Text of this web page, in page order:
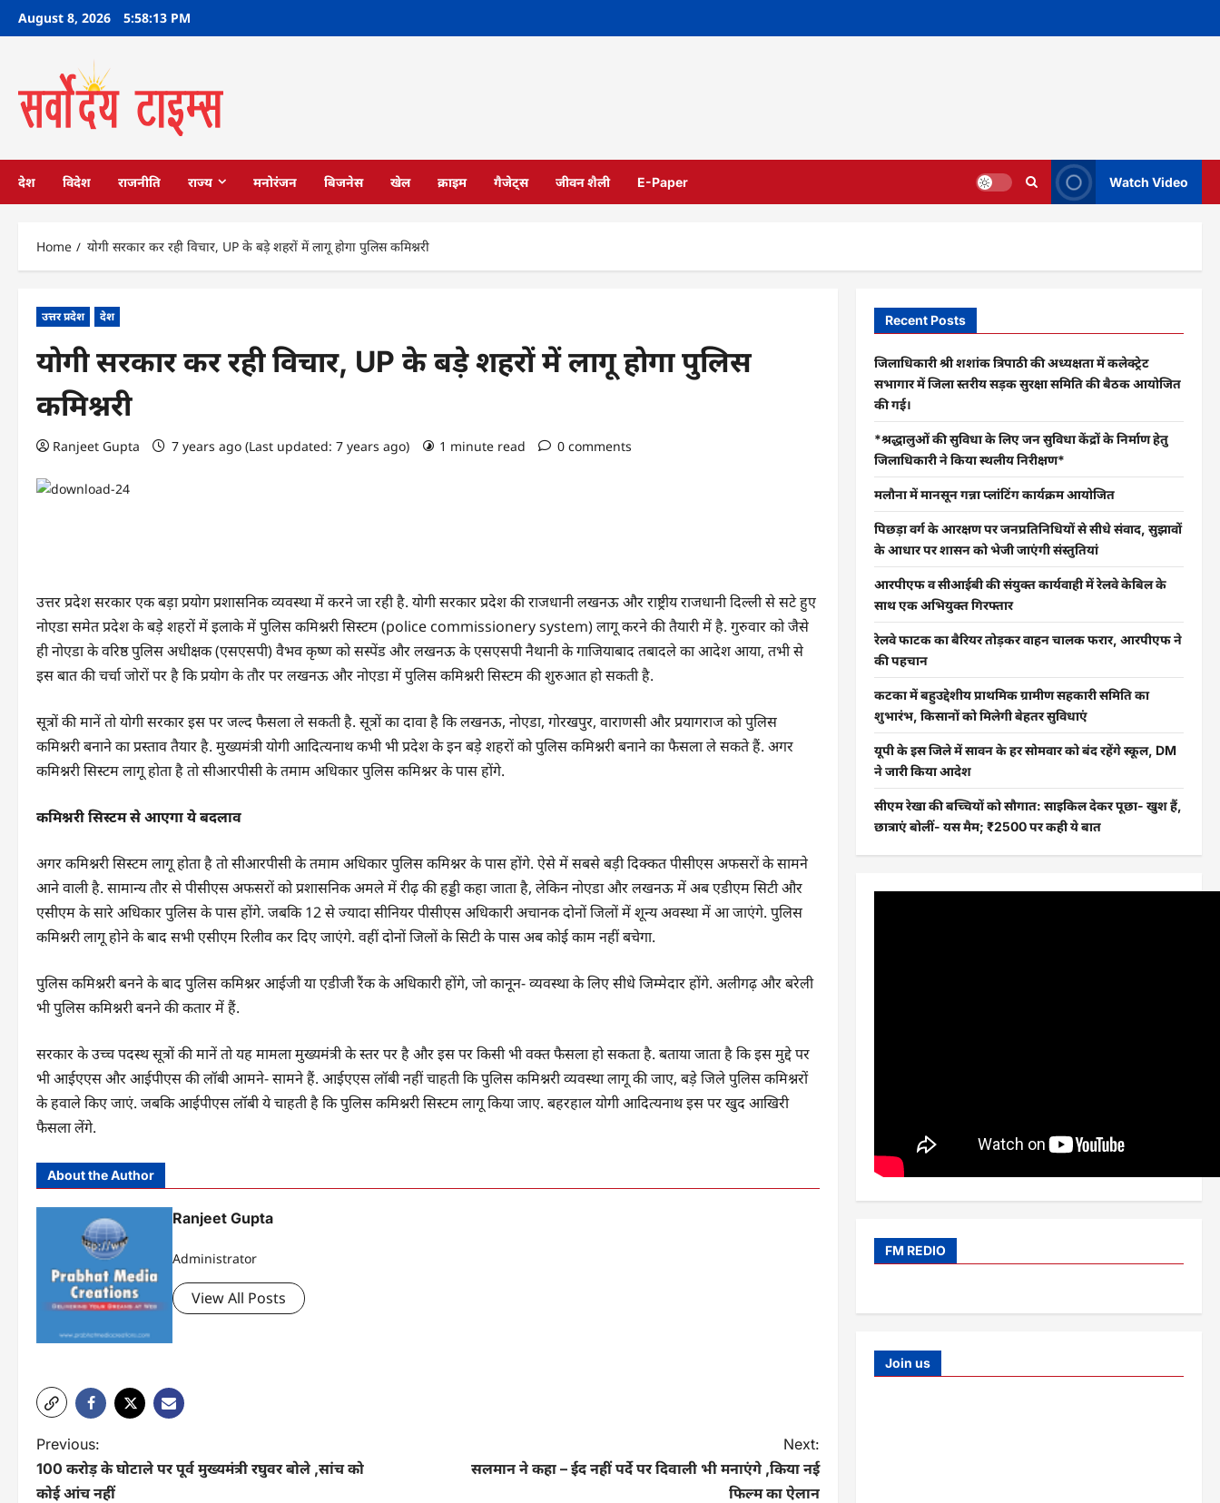
SkipAugust 8, 2026 5:58:14 PM
देश विदेश राजनीति राज्य मनोरंजन बिजनेस खेल क्राइम गैजेट्स जीवन शैली E-Paper Watch Video
Home योगी सरकार कर रही विचार, UP के बड़े शहरों में लागू होगा पुलिस कमिश्नरी
उत्तर प्रदेश देश
योगी सरकार कर रही विचार, UP के बड़े शहरों में लागू होगा पुलिस
कमिश्नरी
Ranjeet Gupta 7 years ago (Last updated: 7 years ago) 1 minute read 0 comments
उत्तर प्रदेश सरकार एक बड़ा प्रयोग प्रशासनिक व्यवस्था में करने जा रही है. योगी सरकार प्रदेश की राजधानी लखनऊ और राष्ट्रीय राजधानी दिल्ली से सटे हुए
नोएडा समेत प्रदेश के बड़े शहरों में इलाके में पुलिस कमिश्नरी सिस्टम (police commissionery system) लागू करने की तैयारी में है. गुरुवार को जैसे
ही नोएडा के वरिष्ठ पुलिस अधीक्षक (एसएसपी) वैभव कृष्ण को सस्पेंड और लखनऊ के एसएसपी नैथानी के गाजियाबाद तबादले का आदेश आया, तभी से
इस बात की चर्चा जोरों पर है कि प्रयोग के तौर पर लखनऊ और नोएडा में पुलिस कमिश्नरी सिस्टम की शुरुआत हो सकती है.
सूत्रों की मानें तो योगी सरकार इस पर जल्द फैसला ले सकती है. सूत्रों का दावा है कि लखनऊ, नोएडा, गोरखपुर, वाराणसी और प्रयागराज को पुलिस
कमिश्नरी बनाने का प्रस्ताव तैयार है. मुख्यमंत्री योगी आदित्यनाथ कभी भी प्रदेश के इन बड़े शहरों को पुलिस कमिश्नरी बनाने का फैसला ले सकते हैं. अगर
कमिश्नरी सिस्टम लागू होता है तो सीआरपीसी के तमाम अधिकार पुलिस कमिश्नर के पास होंगे.
कमिश्नरी सिस्टम से आएगा ये बदलाव
अगर कमिश्नरी सिस्टम लागू होता है तो सीआरपीसी के तमाम अधिकार पुलिस कमिश्नर के पास होंगे. ऐसे में सबसे बड़ी दिक्कत पीसीएस अफसरों के सामने
आने वाली है. सामान्य तौर से पीसीएस अफसरों को प्रशासनिक अमले में रीढ़ की हड्डी कहा जाता है, लेकिन नोएडा और लखनऊ में अब एडीएम सिटी और
एसीएम के सारे अधिकार पुलिस के पास होंगे. जबकि 12 से ज्यादा सीनियर पीसीएस अधिकारी अचानक दोनों जिलों में शून्य अवस्था में आ जाएंगे. पुलिस
कमिश्नरी लागू होने के बाद सभी एसीएम रिलीव कर दिए जाएंगे. वहीं दोनों जिलों के सिटी के पास अब कोई काम नहीं बचेगा.
पुलिस कमिश्नरी बनने के बाद पुलिस कमिश्नर आईजी या एडीजी रैंक के अधिकारी होंगे, जो कानून- व्यवस्था के लिए सीधे जिम्मेदार होंगे. अलीगढ़ और बरेली
भी पुलिस कमिश्नरी बनने की कतार में हैं.
सरकार के उच्च पदस्थ सूत्रों की मानें तो यह मामला मुख्यमंत्री के स्तर पर है और इस पर किसी भी वक्त फैसला हो सकता है. बताया जाता है कि इस मुद्दे पर
भी आईएएस और आईपीएस की लॉबी आमने- सामने हैं. आईएएस लॉबी नहीं चाहती कि पुलिस कमिश्नरी व्यवस्था लागू की जाए, बड़े जिले पुलिस कमिश्नरों
के हवाले किए जाएं. जबकि आईपीएस लॉबी ये चाहती है कि पुलिस कमिश्नरी सिस्टम लागू किया जाए. बहरहाल योगी आदित्यनाथ इस पर खुद आखिरी
फैसला लेंगे.
About the Author
Ranjeet Gupta
Administrator
View All Posts
P
o
Previous:
100 करोड़ के घोटाले पर पूर्व मुख्यमंत्री रघुवर बोले ,सांच को
कोई आंच नहीं
Next:
सलमान ने कहा – ईद नहीं पर्दे पर दिवाली भी मनाएंगे ,किया नई
फिल्म का ऐलान
Recent Posts
जिलाधिकारी श्री शशांक त्रिपाठी की अध्यक्षता में कलेक्ट्रेट
सभागार में जिला स्तरीय सड़क सुरक्षा समिति की बैठक आयोजित
की गई।
*श्रद्धालुओं की सुविधा के लिए जन सुविधा केंद्रों के निर्माण हेतु
जिलाधिकारी ने किया स्थलीय निरीक्षण*
मलौना में मानसून गन्ना प्लांटिंग कार्यक्रम आयोजित
पिछड़ा वर्ग के आरक्षण पर जनप्रतिनिधियों से सीधे संवाद, सुझावों
के आधार पर शासन को भेजी जाएंगी संस्तुतियां
आरपीएफ व सीआईबी की संयुक्त कार्यवाही में रेलवे केबिल के
साथ एक अभियुक्त गिरफ्तार
रेलवे फाटक का बैरियर तोड़कर वाहन चालक फरार, आरपीएफ ने
की पहचान
कटका में बहुउद्देशीय प्राथमिक ग्रामीण सहकारी समिति का
शुभारंभ, किसानों को मिलेगी बेहतर सुविधाएं
यूपी के इस जिले में सावन के हर सोमवार को बंद रहेंगे स्कूल, DM
ने जारी किया आदेश
सीएम रेखा की बच्चियों को सौगात: साइकिल देकर पूछा- खुश हैं,
छात्राएं बोलीं- यस मैम; ₹2500 पर कही ये बात
FM REDIO
Join us